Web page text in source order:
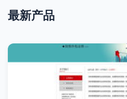
最新产品